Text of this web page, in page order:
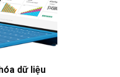
dữ liệu